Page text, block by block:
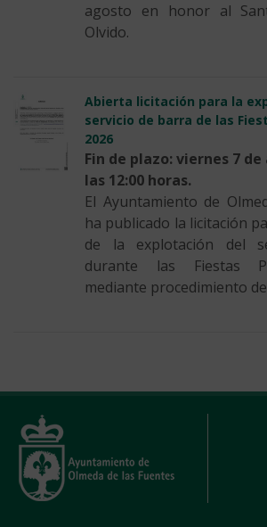
agosto en honor al
Olvido.
Abierta licitación para la
servicio de barra de las
2026
Fin de plazo: viernes 7
las 12:00 horas.
El Ayuntamiento de
ha publicado la licitación
de la explotación del
durante las Fiestas
mediante procedimiento